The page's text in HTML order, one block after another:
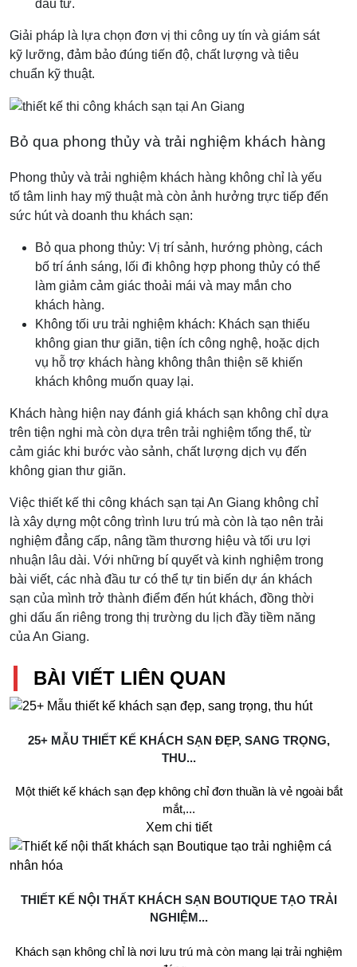
đầu tư.
Giải pháp là lựa chọn đơn vị thi công uy tín và giám sát
kỹ lưỡng, đảm bảo đúng tiến độ, chất lượng và tiêu
chuẩn kỹ thuật.
Bỏ qua phong thủy và trải nghiệm khách hàng
Phong thủy và trải nghiệm khách hàng không chỉ là yếu
tố tâm linh hay mỹ thuật mà còn ảnh hưởng trực tiếp đến
sức hút và doanh thu khách sạn:
Bỏ qua phong thủy: Vị trí sảnh, hướng phòng, cách
bố trí ánh sáng, lối đi không hợp phong thủy có thể
làm giảm cảm giác thoải mái và may mắn cho
khách hàng.
Không tối ưu trải nghiệm khách: Khách sạn thiếu
không gian thư giãn, tiện ích công nghệ, hoặc dịch
vụ hỗ trợ khách hàng không thân thiện sẽ khiến
khách không muốn quay lại.
Khách hàng hiện nay đánh giá khách sạn không chỉ dựa
trên tiện nghi mà còn dựa trên trải nghiệm tổng thể, từ
cảm giác khi bước vào sảnh, chất lượng dịch vụ đến
không gian thư giãn.
Việc thiết kế thi công khách sạn tại An Giang không chỉ
là xây dựng một công trình lưu trú mà còn là tạo nên trải
nghiệm đẳng cấp, nâng tầm thương hiệu và tối ưu lợi
nhuận lâu dài. Với những bí quyết và kinh nghiệm trong
bài viết, các nhà đầu tư có thể tự tin biến dự án khách
sạn của mình trở thành điểm đến hút khách, đồng thời
ghi dấu ấn riêng trong thị trường du lịch đầy tiềm năng
của An Giang.
BÀI VIẾT LIÊN QUAN
25+ MẪU THIẾT KẾ KHÁCH SẠN ĐẸP, SANG TRỌNG,
THU...
Một thiết kế khách sạn đẹp không chỉ đơn thuần là vẻ ngoài bắt
mắt,...
Xem chi tiết
THIẾT KẾ NỘI THẤT KHÁCH SẠN BOUTIQUE TẠO TRẢI
NGHIỆM...
Khách sạn không chỉ là nơi lưu trú mà còn mang lại trải nghiệm